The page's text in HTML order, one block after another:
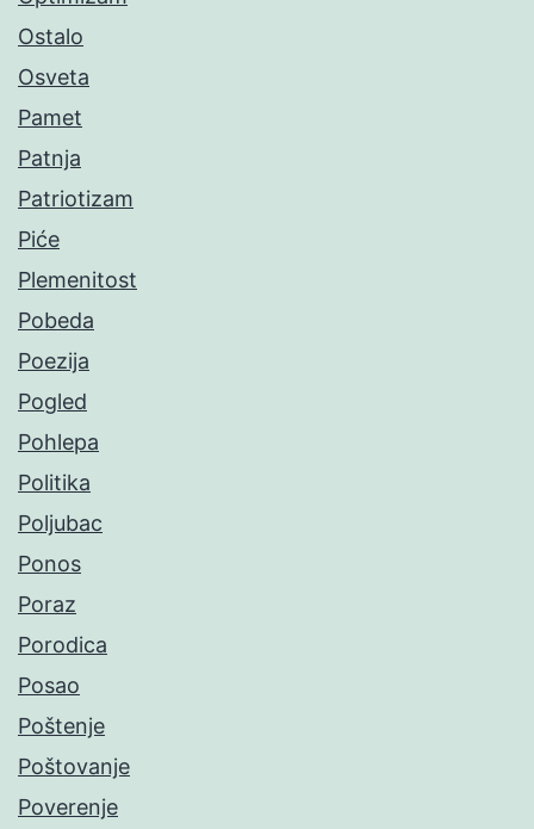
Ostalo
Osveta
Pamet
Patnja
Patriotizam
Piće
Plemenitost
Pobeda
Poezija
Pogled
Pohlepa
Politika
Poljubac
Ponos
Poraz
Porodica
Posao
Poštenje
Poštovanje
Poverenje